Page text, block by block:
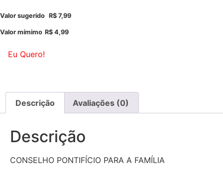
Valor sugerido R$ 7,99
Valor mímimo R$ 4,99
Eu Quero!
Descrição Avaliações (0)
Descrição
CONSELHO PONTIFÍCIO PARA A FAMÍLIA